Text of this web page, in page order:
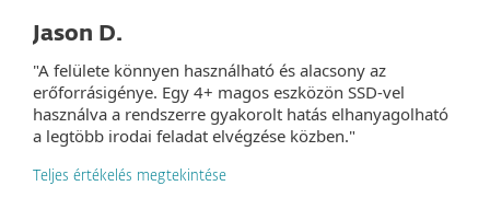
Jason D.
"A felülete könnyen használható és alacsony az
erőforrásigénye. Egy 4+ magos eszközön SSD-vel
használva a rendszerre gyakorolt hatás elhanyagolható
a legtöbb irodai feladat elvégzése közben."
Teljes értékelés megtekintése